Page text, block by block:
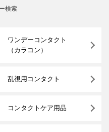
検索
ワンデーコンタクト
（カラコン）
乱視用コンタクト
コンタクトケア用品